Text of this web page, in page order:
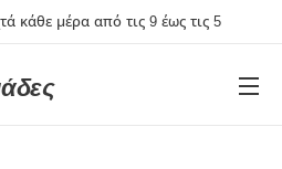
κάθε μέρα από τις 9 έως τις 5